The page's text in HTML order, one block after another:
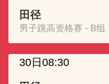
田径
男子跳高资格赛 - B组
30日08:30